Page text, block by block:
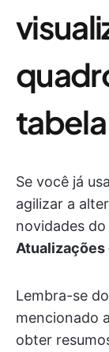
tabela
Se você já
agilizar a
novidades
Atualizações
Lembra-se
mencionado
obter